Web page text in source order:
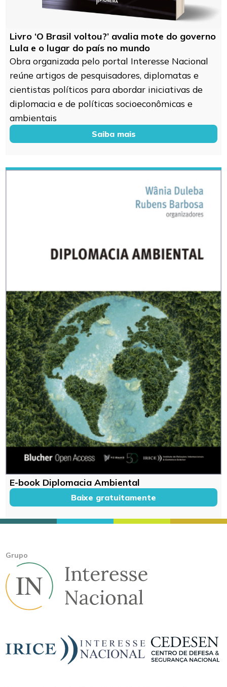
Livro ‘O Brasil voltou?’ avalia mote do governo
Lula e o lugar do país no mundo
Obra organizada pelo portal Interesse Nacional
reúne artigos de pesquisadores, diplomatas e
cientistas políticos para abordar iniciativas de
diplomacia e de políticas socioeconômicas e
ambientais
Saiba mais
E-book Diplomacia Ambiental
Baixe gratuitamente
Grupo